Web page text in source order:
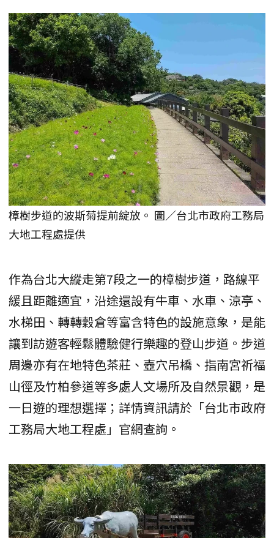
樟樹步道的波斯菊提前綻放。 圖／台北市政府工務局
大地工程處提供
作為台北大縱走第7段之一的樟樹步道，路線平
緩且距離適宜，沿途還設有牛車、水車、涼亭、
水梯田、轉轉穀倉等富含特色的設施意象，是能
讓到訪遊客輕鬆體驗健行樂趣的登山步道。步道
周邊亦有在地特色茶莊、壺穴吊橋、指南宮祈福
山徑及竹柏參道等多處人文場所及自然景觀，是
一日遊的理想選擇；詳情資訊請於「台北市政府
工務局大地工程處」官網查詢。